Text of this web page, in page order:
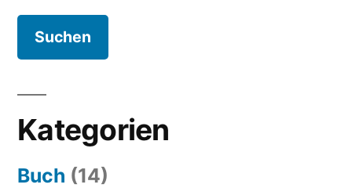
Kategorien
Buch (14)